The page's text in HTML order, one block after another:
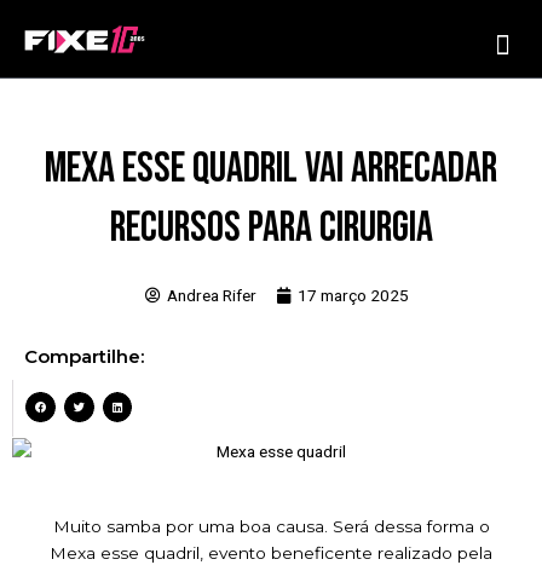
Mexa esse quadril vai arrecadar
recursos para cirurgia
Andrea Rifer 17 março 2025
Compartilhe:
Muito samba por uma boa causa. Será dessa forma o
Mexa esse quadril, evento beneficente realizado pela